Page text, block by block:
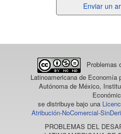
un
Enviar un
Problemas
Latinoamericana de Economía
Autónoma de México,
se distribuye bajo una
Atribución-NoComercial-
PROBLEMAS DEL